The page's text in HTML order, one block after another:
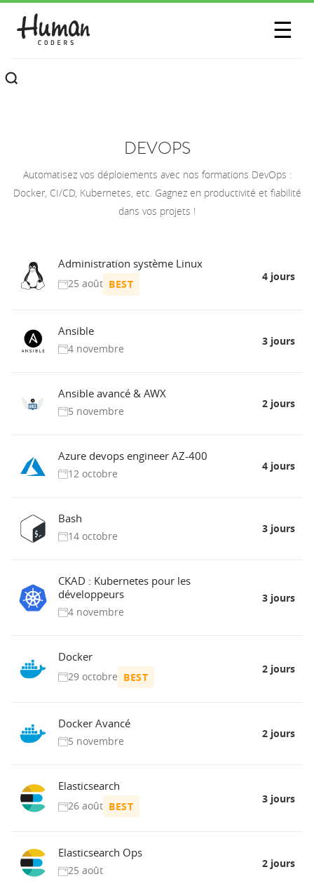
☰
DEVOPS
Automatisez vos déploiements avec nos formations DevOps :
Docker, CI/CD, Kubernetes, etc. Gagnez en productivité et fiabilité
dans vos projets !
Administration système Linux
25 août BEST
4 jours
Ansible
4 novembre
3 jours
Ansible avancé & AWX
5 novembre
2 jours
Azure devops engineer AZ-400
12 octobre
4 jours
Bash
14 octobre
3 jours
CKAD : Kubernetes pour les
développeurs
4 novembre
3 jours
Docker
29 octobre BEST
2 jours
Docker Avancé
5 novembre
2 jours
Elasticsearch
26 août BEST
3 jours
Elasticsearch Ops
25 août
2 jours